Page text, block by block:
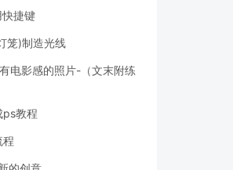
捷键
笼)制造光线
电影感的照片-（文末附练
ps教程
程